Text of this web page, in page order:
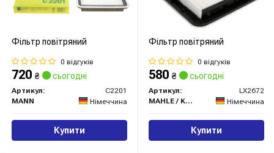
Фільтр повітряний
0 відгуків
720 ₴ сьогодні
Артикул:
C2201
MANN
Німеччина
Купити
Фільтр повітряний
0 відгуків
580 ₴ сьогодні
Артикул:
LX2672
MAHLE / KNECHT
Німеччина
Купити